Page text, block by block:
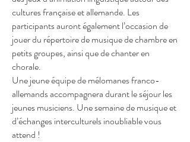
cultures française et allemande. Les
participants auront également l’occasion de
jouer du répertoire de musique de chambre en
petits groupes, ainsi que de chanter en
chorale.
Une jeune équipe de mélomanes franco-
allemands accompagnera durant le séjour les
jeunes musiciens. Une semaine de musique et
d’échanges interculturels inoubliable vous
attend !